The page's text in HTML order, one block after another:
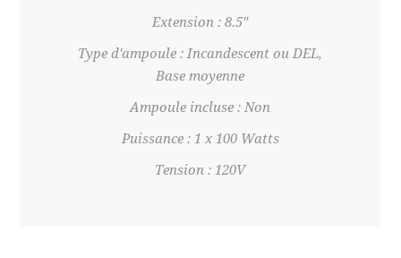
Extension : 8.5"
Type d'ampoule : Incandescent ou DEL,
Base moyenne
Ampoule incluse : Non
Puissance : 1 x 100 Watts
Tension : 120V